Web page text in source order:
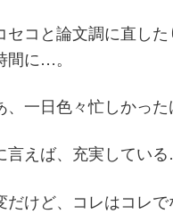
セコと論文調に直し
間に…。
、一日色々忙しかっ
言えば、充実してい
だけど、コレはコレ